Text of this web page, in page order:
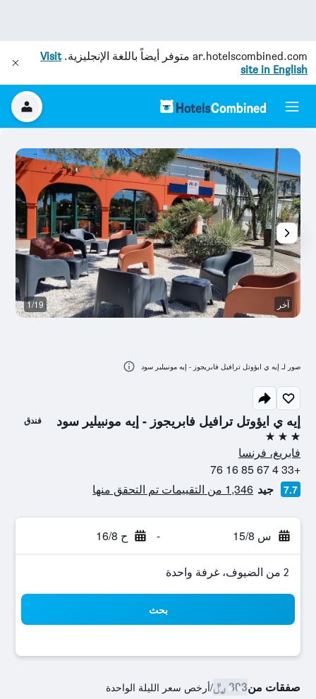
ar.hotelscombined.com متوفر أيضاً باللغة الإنجليزية.Visit
site in English
إيه ي ايؤوتل ترافيل فابريجوز - إيه مونبيلير سود فندق
3 نجوم
فابريغ، فرنسا
+33 4 67 85 16 76
7.7 جيد 1,346 من التقييمات تم التحقق منها
س 15/8 - ح 16/8
2 من الضيوف، غرفة واحدة
بحث
صفقات من303 ﷼ /أرخص سعر الليلة الواحدة
آخر 1/19
صور لـ إيه ي ايؤوتل ترافيل فابريجوز - إيه مونبيلير سود